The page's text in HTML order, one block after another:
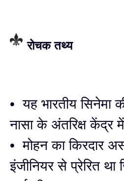
रोचक तथ्य
• यह भारतीय सिनेमा
नासा के अंतरिक्ष केंद्र
• मोहन का किरदार
इंजीनियर से प्रेरित